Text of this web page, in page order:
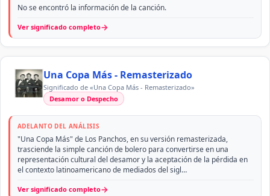
No se encontró la información de la canción.
Ver significado completo→
Una Copa Más - Remasterizado
Significado de «Una Copa Más - Remasterizado»
Desamor o Despecho
ADELANTO DEL ANÁLISIS
"Una Copa Más" de Los Panchos, en su versión remasterizada,
trasciende la simple canción de bolero para convertirse en una
representación cultural del desamor y la aceptación de la pérdida en
el contexto latinoamericano de mediados del sigl…
Ver significado completo→